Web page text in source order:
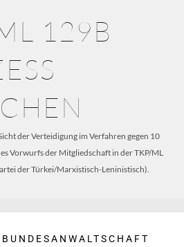
129B
der Verteidigung im Verfahren gegen 10
Vorwurfs der Mitgliedschaft in der TKP/ML
der Türkei/Marxistisch-Leninistisch).
BUNDESANWALTSCHAFT